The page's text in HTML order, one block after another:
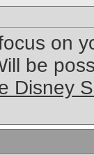
on
be
Disney